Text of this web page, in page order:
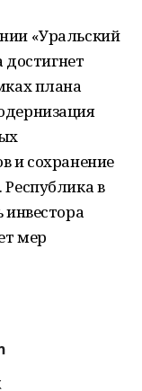
«Уральский
достигнет
плана
и сохранение
в
инвестора
мер